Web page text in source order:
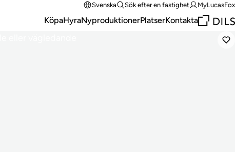
Svenska Sök efter en fastighet MyLucasFox
KöpaHyraNyproduktionerPlatserKontakta